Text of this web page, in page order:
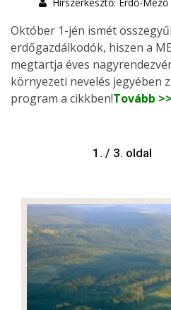
Október 1-jén ismét
erdőgazdálkodók, hiszen a
megtartja éves
környezeti nevelés jegyében
program a cikkben!Tovább
1. / 3. oldal